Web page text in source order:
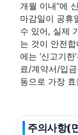
개월 이내”에
마감일이 공휴
수 있어, 실제
는 것이 안전
에는 ‘신고기
료/계약서/입
동으로 가장
주의사항(